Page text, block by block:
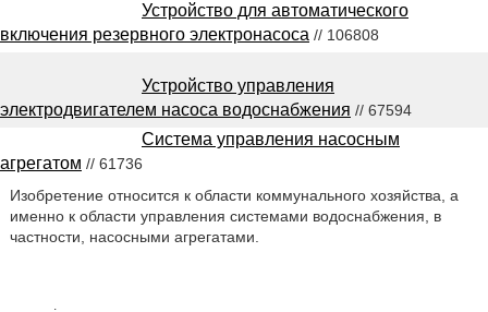
Устройство для автоматического
включения резервного электронасоса // 106808
Устройство управления
электродвигателем насоса водоснабжения // 67594
Система управления насосным
агрегатом // 61736
Изобретение относится к области коммунального хозяйства, а
именно к области управления системами водоснабжения, в
частности, насосными агрегатами.